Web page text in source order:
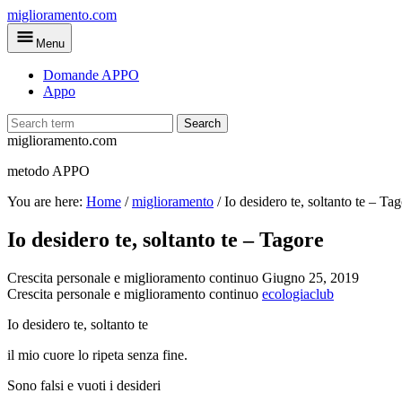
Skip
to
main
miglioramento.com
Menu
Domande APPO
Appo
Search
miglioramento.com
metodo APPO
You are here: Home /miglioramento /Io desidero te, soltanto te –
Io desidero te, soltanto te – Tagore
Crescita personale e miglioramento continuo Giugno 25, 2019
Crescita personale e miglioramento continuo ecologiaclub
Io desidero te, soltanto te
il mio cuore lo ripeta senza fine.
Sono falsi e vuoti i desideri